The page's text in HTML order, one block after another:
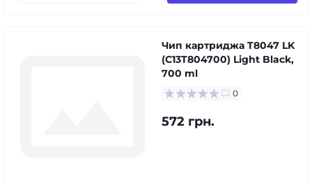
Чип картриджа T8047 LK
(C13T804700) Light Black,
700 ml
0
572 грн.